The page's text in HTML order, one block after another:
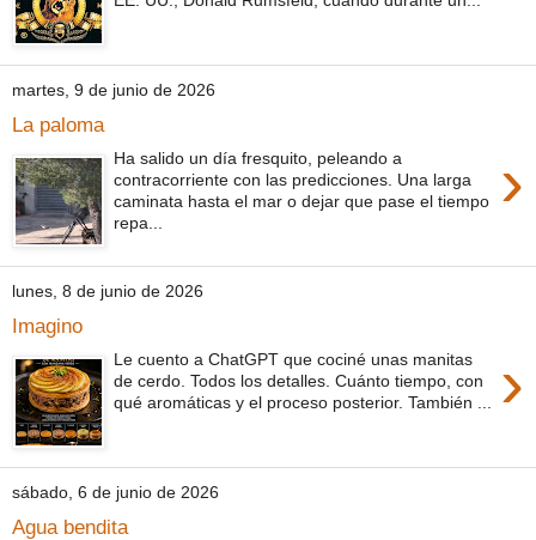
martes, 9 de junio de 2026
La paloma
›
Ha salido un día fresquito, peleando a
contracorriente con las predicciones. Una larga
caminata hasta el mar o dejar que pase el tiempo
repa...
lunes, 8 de junio de 2026
Imagino
›
Le cuento a ChatGPT que cociné unas manitas
de cerdo. Todos los detalles. Cuánto tiempo, con
qué aromáticas y el proceso posterior. También ...
sábado, 6 de junio de 2026
Agua bendita